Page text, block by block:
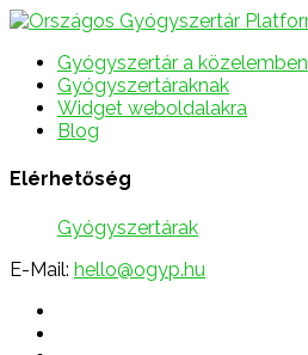
Gyógyszertár a közelemben
Gyógyszertáraknak
Widget weboldalakra
Blog
Elérhetőség
Gyógyszertárak
E-Mail: hello@ogyp.hu